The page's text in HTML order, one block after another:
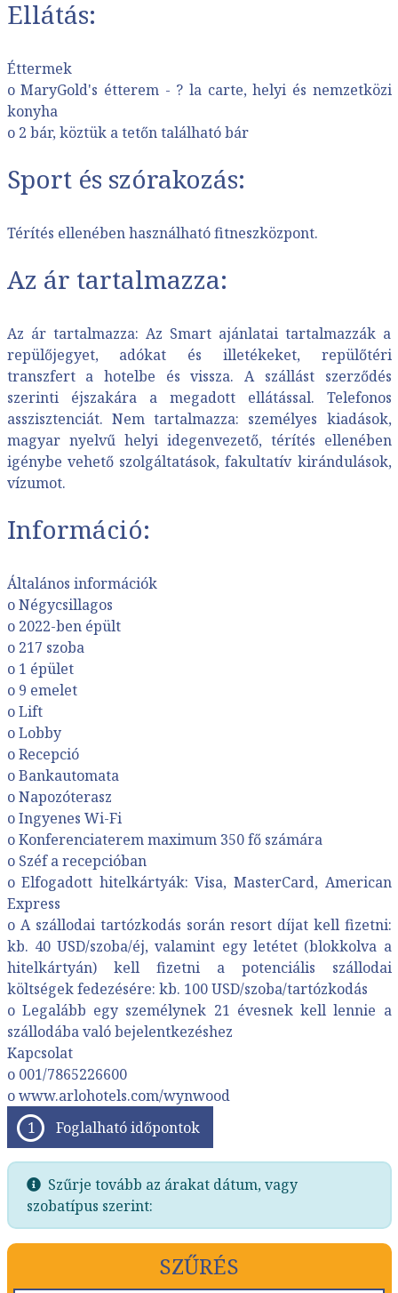
Ellátás:
Éttermek
o MaryGold's étterem - ? la carte, helyi és nemzetközi
konyha
o 2 bár, köztük a tetőn található bár
Sport és szórakozás:
Térítés ellenében használható fitneszközpont.
Az ár tartalmazza:
Az ár tartalmazza: Az Smart ajánlatai tartalmazzák a
repülőjegyet, adókat és illetékeket, repülőtéri
transzfert a hotelbe és vissza. A szállást szerződés
szerinti éjszakára a megadott ellátással. Telefonos
asszisztenciát. Nem tartalmazza: személyes kiadások,
magyar nyelvű helyi idegenvezető, térítés ellenében
igénybe vehető szolgáltatások, fakultatív kirándulások,
vízumot.
Információ:
Általános információk
o Négycsillagos
o 2022-ben épült
o 217 szoba
o 1 épület
o 9 emelet
o Lift
o Lobby
o Recepció
o Bankautomata
o Napozóterasz
o Ingyenes Wi-Fi
o Konferenciaterem maximum 350 fő számára
o Széf a recepcióban
o Elfogadott hitelkártyák: Visa, MasterCard, American
Express
o A szállodai tartózkodás során resort díjat kell fizetni:
kb. 40 USD/szoba/éj, valamint egy letétet (blokkolva a
hitelkártyán) kell fizetni a potenciális szállodai
költségek fedezésére: kb. 100 USD/szoba/tartózkodás
o Legalább egy személynek 21 évesnek kell lennie a
szállodába való bejelentkezéshez
Kapcsolat
o 001/7865226600
o www.arlohotels.com/wynwood
Foglalható időpontok
Szűrje tovább az árakat dátum, vagy
szobatípus szerint:
SZŰRÉS